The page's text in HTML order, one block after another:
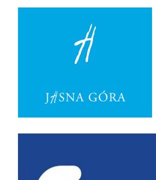
MIŁOSIERDZIA BOŻEGO
Opłatek Wspólnot Parafialnych
Galerie 2019
Triduum St. Kostka 2019
Boże Ciało – 20 czerwca 2019